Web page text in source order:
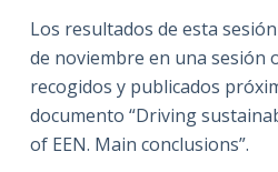
Los resultados de esta
de noviembre en una sesión
recogidos y publicados
documento “Driving
of EEN. Main conclusions”.